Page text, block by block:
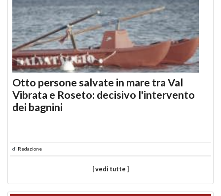
Otto persone salvate in mare tra Val
Vibrata e Roseto: decisivo l'intervento
dei bagnini
di Redazione
[ vedi tutte ]